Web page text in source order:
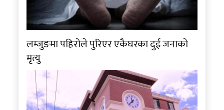
लम्जुङमा पहिरोले पुरिएर एकैघरका दुई जनाको
मृत्यु